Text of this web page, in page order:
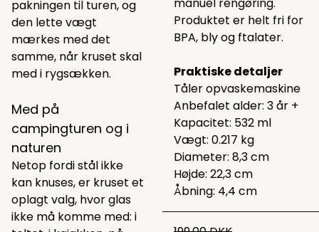
pakningen til turen, og
den lette vægt
mærkes med det
samme, når kruset skal
med i rygsækken.
Med på
campingturen og i
naturen
Netop fordi stål ikke
kan knuses, er kruset et
oplagt valg, hvor glas
ikke må komme med: i
Produktet er helt fri for
BPA, bly og ftalater.
Praktiske detaljer
Tåler opvaskemaskine
Anbefalet alder: 3 år +
Kapacitet: 532 ml
Vægt: 0.217 kg
Diameter: 8,3 cm
Højde: 22,3 cm
Åbning: 4,4 cm